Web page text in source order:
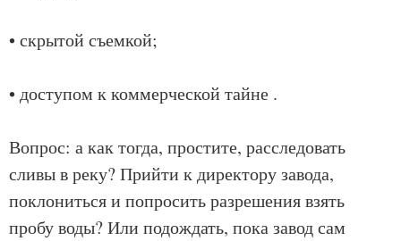
• скрытой съемкой;
• доступом к коммерческой тайне .
Вопрос: а как тогда, простите, расследовать
сливы в реку? Прийти к директору завода,
поклониться и попросить разрешения взять
пробу воды? Или подождать, пока завод сам